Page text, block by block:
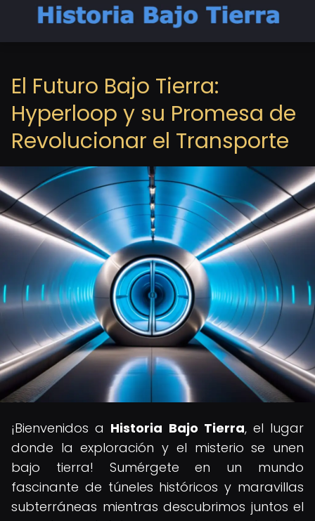
El Futuro Bajo Tierra:
Hyperloop y su Promesa de
Revolucionar el Transporte
¡Bienvenidos a Historia Bajo Tierra, el lugar
donde la exploración y el misterio se unen
bajo tierra! Sumérgete en un mundo
fascinante de túneles históricos y maravillas
subterráneas mientras descubrimos juntos el